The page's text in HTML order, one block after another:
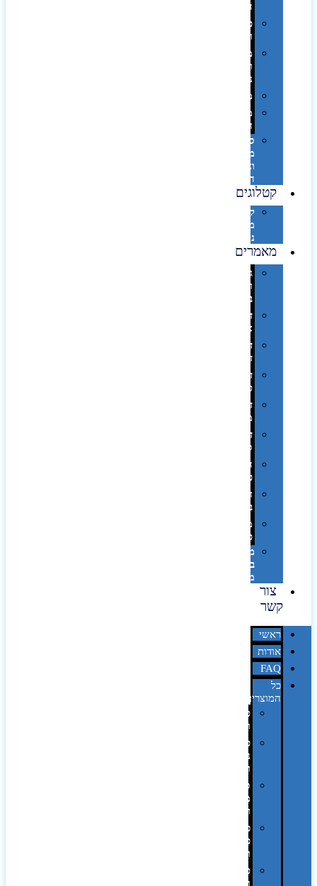
השולחן…
פינוק
וספא
מזוודות
ותיקי
נסיעות
מטריות
מוצרי
חוף
סביבת
מחשב
וציוד
היקפי
קטלוגים
קטלוג
מוצרי
נייר
מאמרים
גימורים
והשבחות
בדפוס
דפוס
אופסט
דפוס
דיגיטלי
דפוס
טמפון
דפוס
משי
דפוס
סובלימציה
הדפס
פרוצס
חריטה
בלייזר
מהו
פנטון?
מיתוג
באמצעות
מדבקות
צור
קשר
ראשי
אודות
FAQ
כל
המוצרים
טכנולוגיה
וגאדג'טים
פנאי,
נופש
ונסיעות
סביבת
משרד
ופרימיום
כלים,
פנסים
ורכב
טקסטיל
וחורף